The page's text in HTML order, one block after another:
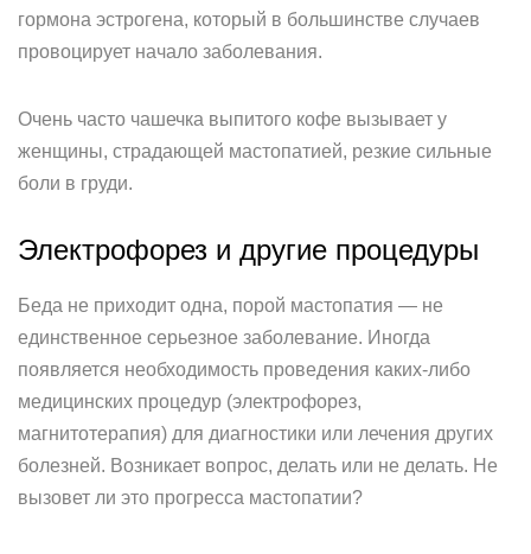
гормона эстрогена, который в большинстве случаев
провоцирует начало заболевания.
Очень часто чашечка выпитого кофе вызывает у
женщины, страдающей мастопатией, резкие сильные
боли в груди.
Электрофорез и другие процедуры
Беда не приходит одна, порой мастопатия — не
единственное серьезное заболевание. Иногда
появляется необходимость проведения каких-либо
медицинских процедур (электрофорез,
магнитотерапия) для диагностики или лечения других
болезней. Возникает вопрос, делать или не делать. Не
вызовет ли это прогресса мастопатии?